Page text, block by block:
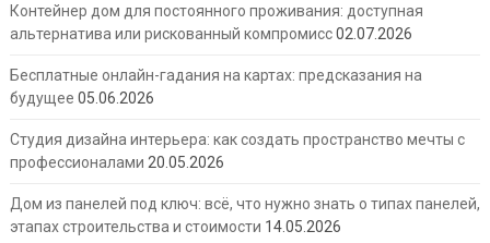
Контейнер дом для постоянного проживания: доступная
альтернатива или рискованный компромисс02.07.2026
Бесплатные онлайн-гадания на картах: предсказания на
будущее 05.06.2026
Студия дизайна интерьера: как создать пространство мечты с
профессионалами 20.05.2026
Дом из панелей под ключ: всё, что нужно знать о типах панелей,
этапах строительства и стоимости 14.05.2026